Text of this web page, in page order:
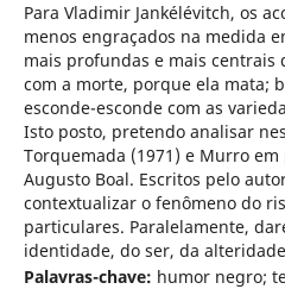
Para Vladimir Jankélévitch, os
menos engraçados na medida
mais profundas e mais centrais
com a morte, porque ela mata;
esconde-esconde com as
Isto posto, pretendo analisar
Torquemada (1971) e Murro
Augusto Boal. Escritos pelo
contextualizar o fenômeno do
particulares. Paralelamente,
identidade, do ser, da
Palavras-chave: humor negro;